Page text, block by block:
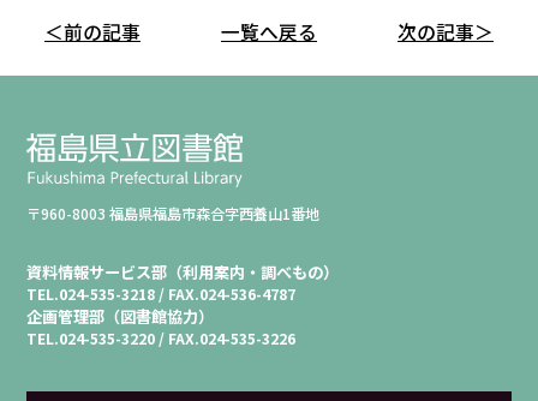
＜前の記事 一覧へ戻る 次の記事＞
〒960-8003 福島県福島市森合字西養山1番地
資料情報サービス部（利用案内・調べもの）
TEL.024-535-3218 / FAX.024-536-4787
企画管理部（図書館協力）
TEL.024-535-3220 / FAX.024-535-3226